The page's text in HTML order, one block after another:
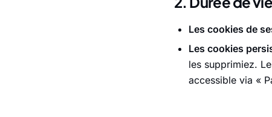
Les cookies de
Les cookies
les supprimiez.
accessible via «